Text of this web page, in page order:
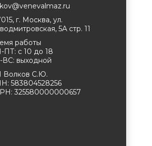
г. Москва, ул.
5А стр. 11
работы
ПТ: с 10 до 18
ВС: выходной
Волков С.Ю.
583804528256
325580000000657